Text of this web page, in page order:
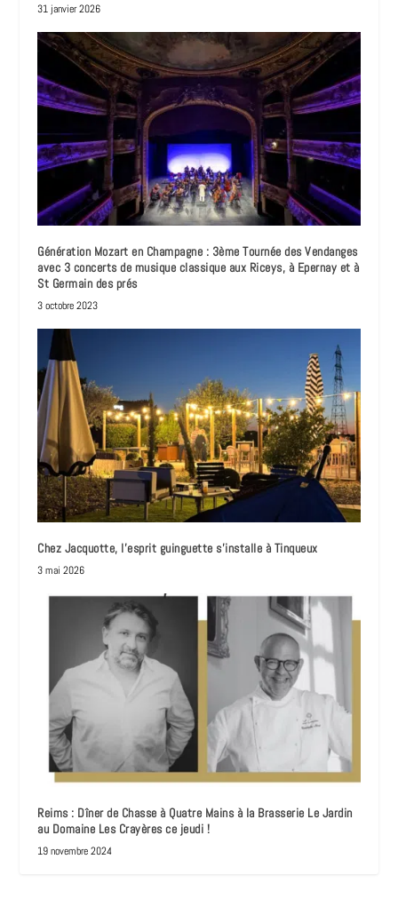
31 janvier 2026
Génération Mozart en Champagne : 3ème Tournée des Vendanges
avec 3 concerts de musique classique aux Riceys, à Epernay et à
St Germain des prés
3 octobre 2023
Chez Jacquotte, l’esprit guinguette s’installe à Tinqueux
3 mai 2026
Reims : Dîner de Chasse à Quatre Mains à la Brasserie Le Jardin
au Domaine Les Crayères ce jeudi !
19 novembre 2024